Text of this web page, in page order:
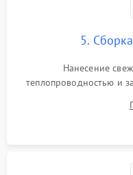
5.
Нанесение
теплопроводностью и
шлейфов, модулей